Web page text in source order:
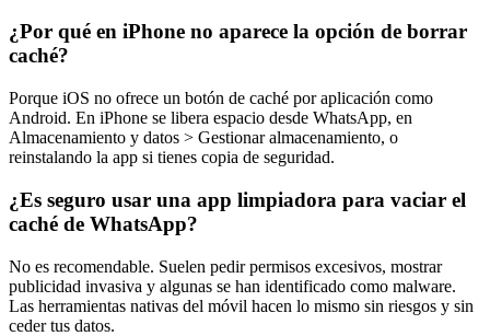
¿Por qué en iPhone no aparece la opción de borrar
caché?
Porque iOS no ofrece un botón de caché por aplicación como
Android. En iPhone se libera espacio desde WhatsApp, en
Almacenamiento y datos > Gestionar almacenamiento, o
reinstalando la app si tienes copia de seguridad.
¿Es seguro usar una app limpiadora para vaciar el
caché de WhatsApp?
No es recomendable. Suelen pedir permisos excesivos, mostrar
publicidad invasiva y algunas se han identificado como malware.
Las herramientas nativas del móvil hacen lo mismo sin riesgos y sin
ceder tus datos.